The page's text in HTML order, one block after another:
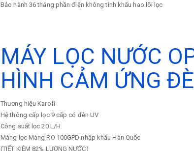
Bảo hành 36 tháng phần điện không tính khấu hao lõi lọc
MÁY LỌC NƯỚC
HÌNH CẢM ỨNG
Thương hiệu Karofi
Hệ thông cấp lọc 9 cấp có đèn UV
Công suất lọc 20 L/H
Màng lọc Màng RO 100GPD nhập khẩu Hàn Quốc
(TIẾT KIỆM 82% LƯỢNG NƯỚC)